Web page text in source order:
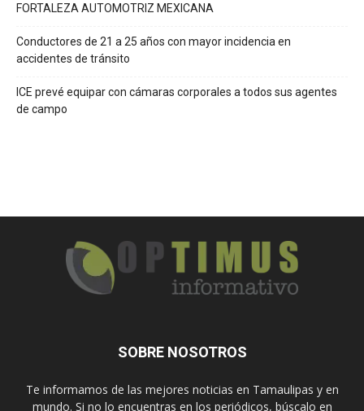
FORTALEZA AUTOMOTRIZ MEXICANA
Conductores de 21 a 25 años con mayor incidencia en
accidentes de tránsito
ICE prevé equipar con cámaras corporales a todos sus agentes
de campo
SOBRE NOSOTROS
Te informamos de las mejores noticias en Tamaulipas y en
mundo. Si no lo encuentras en los periódicos, búscalo en